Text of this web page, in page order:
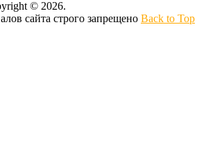
© 2026.
сайта строго запрещено Back to Top